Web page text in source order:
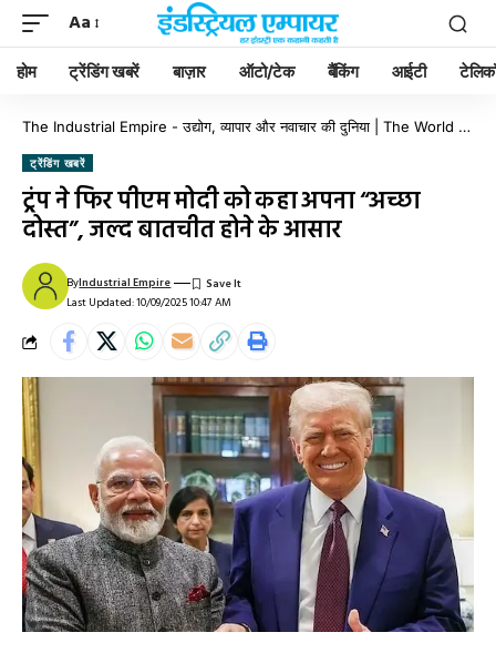
Aa
होम ट्रेंडिंग खबरें बाज़ार ऑटो/टेक बैंकिंग आईटी
The Industrial Empire - उद्योग, व्यापार और नवाचार की दुनिया | The World of Industry, Business & Innovation
ट्रेंडिंग खबरें
ट्रंप ने फिर पीएम मोदी को कहा अपना “अच्छा
दोस्त”, जल्द बातचीत होने के आसार
Last Updated: 10/09/2025 10:47 AM
ByIndustrial Empire